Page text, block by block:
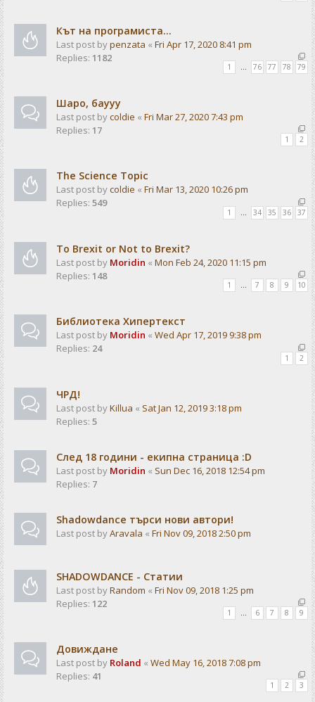
Кът на програмиста...
Last post bypenzata « Fri Apr 17, 2020 8:41 pm
Replies: 1182
1 … 76 77 78 79
Шаро, баууу
Last post bycoldie « Fri Mar 27, 2020 7:43 pm
Replies: 17
1 2
The Science Topic
Last post bycoldie « Fri Mar 13, 2020 10:26 pm
Replies: 549
1 34 35 36 37
To Brexit or Not to Brexit?
Last post by Moridin « Mon Feb 24, 2020 11:15 pm
Replies: 148
1 … 7 8 9 10
Библиотека Хипертекст
Last post by Moridin « Wed Apr 17, 2019 9:38 pm
Replies: 24
1 2
ЧРД!
Last post byKillua « Sat Jan 12, 2019 3:18 pm
Replies: 5
След 18 години - екипна страница :D
Last post by Moridin « Sun Dec 16, 2018 12:54 pm
Replies: 7
Shadowdance търси нови автори!
Last post byAravala « Fri Nov 09, 2018 2:50 pm
SHADOWDANCE - Статии
Last post byRandom « Fri Nov 09, 2018 1:25 pm
Replies: 122
1 … 6 7 8 9
Довиждане
Last post by Roland « Wed May 16, 2018 7:08 pm
Replies: 41
1 2 3